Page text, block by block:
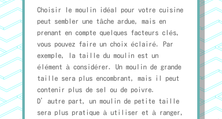
Choisir le moulin idéal pour votre cuisine
peut sembler une tâche ardue, mais en
prenant en compte quelques facteurs clés,
vous pouvez faire un choix éclairé. Par
exemple, la taille du moulin est un
élément à considérer. Un moulin de grande
taille sera plus encombrant, mais il peut
contenir plus de sel ou de poivre.
D’autre part, un moulin de petite taille
sera plus pratique à utiliser et à ranger,